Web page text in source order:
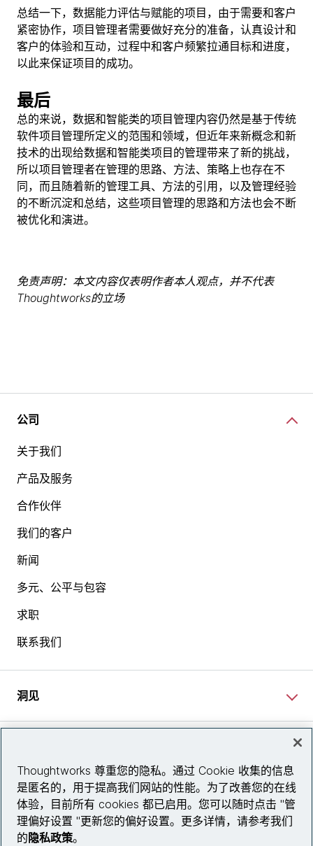
总结一下，数据能力评估与赋能的项目，由于需要和客户
紧密协作，项目管理者需要做好充分的准备，认真设计和
客户的体验和互动，过程中和客户频繁拉通目标和进度，
以此来保证项目的成功。
最后
总的来说，数据和智能类的项目管理内容仍然是基于传统
软件项目管理所定义的范围和领域，但近年来新概念和新
技术的出现给数据和智能类项目的管理带来了新的挑战，
所以项目管理者在管理的思路、方法、策略上也存在不
同，而且随着新的管理工具、方法的引用，以及管理经验
的不断沉淀和总结，这些项目管理的思路和方法也会不断
被优化和演进。
免责声明：本文内容仅表明作者本人观点，并不代表
Thoughtworks的立场
公司
关于我们
产品及服务
合作伙伴
我们的客户
新闻
多元、公平与包容
求职
联系我们
洞见
关注我们
Thoughtworks 尊重您的隐私。通过 Cookie 收集的信息
是匿名的，用于提高我们网站的性能。为了改善您的在线
体验，目前所有 cookies 都已启用。您可以随时点击 "管
理偏好设置 "更新您的偏好设置。更多详情，请参考我们
的 隐私政策。